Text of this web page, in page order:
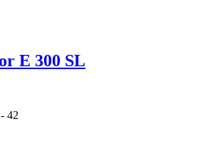
E 300 SL
42